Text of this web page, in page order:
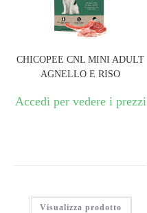
CHICOPEE CNL MINI ADULT
AGNELLO E RISO
Accedi per vedere i prezzi
Visualizza prodotto